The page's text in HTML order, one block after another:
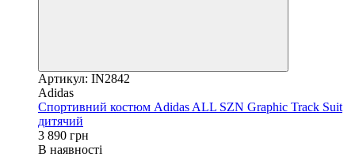
Артикул: IN2842
Adidas
Спортивний костюм Adidas ALL SZN Graphic Track Suit
дитячий
3 890 грн
В наявності